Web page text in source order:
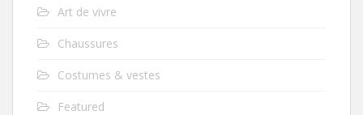
Art de vivre
Chaussures
Costumes & vestes
Featured